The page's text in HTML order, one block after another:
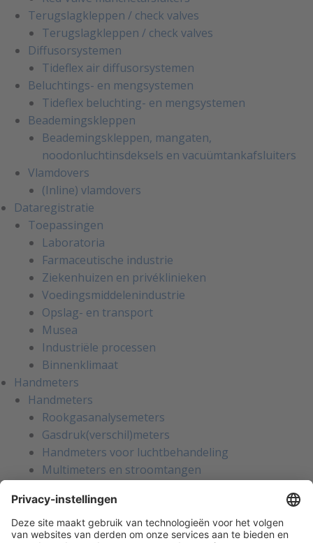
Terugslagkleppen / check valves
Terugslagkleppen / check valves
Diffusorsystemen
Tideflex air diffusorsystemen
Beluchtings- en mengsystemen
Tideflex beluchting- en mengsystemen
Beademingskleppen
Beademingskleppen, mangaten,
noodonluchtinsdeksels en vacuümtankafsluiters
Vlamdovers
(Inline) vlamdovers
Dataregistratie
Toepassingen
Laboratoria
Farmaceutische industrie
Ziekenhuizen en privéklinieken
Voedingsmiddelenindustrie
Opslag- en transport
Musea
Industriële processen
Binnenklimaat
Handmeters
Handmeters
Rookgasanalysemeters
Gasdruk(verschil)meters
Handmeters voor luchtbehandeling
Multimeters en stroomtangen
Apparatentesters voor NEN-3140
Handmeters voor koeltechniek
Inregelinstrumenten voor water